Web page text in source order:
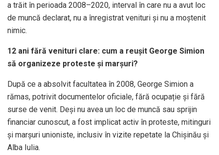
a trăit în perioada 2008–2020, interval în care nu a avut loc
de muncă declarat, nu a înregistrat venituri și nu a moștenit
nimic.
12 ani fără venituri clare: cum a reușit George Simion
să organizeze proteste și marșuri?
După ce a absolvit facultatea în 2008, George Simion a
rămas, potrivit documentelor oficiale, fără ocupație și fără
surse de venit. Deși nu avea un loc de muncă sau sprijin
financiar cunoscut, a fost implicat activ în proteste, mitinguri
și marșuri unioniste, inclusiv în vizite repetate la Chișinău și
Alba Iulia.